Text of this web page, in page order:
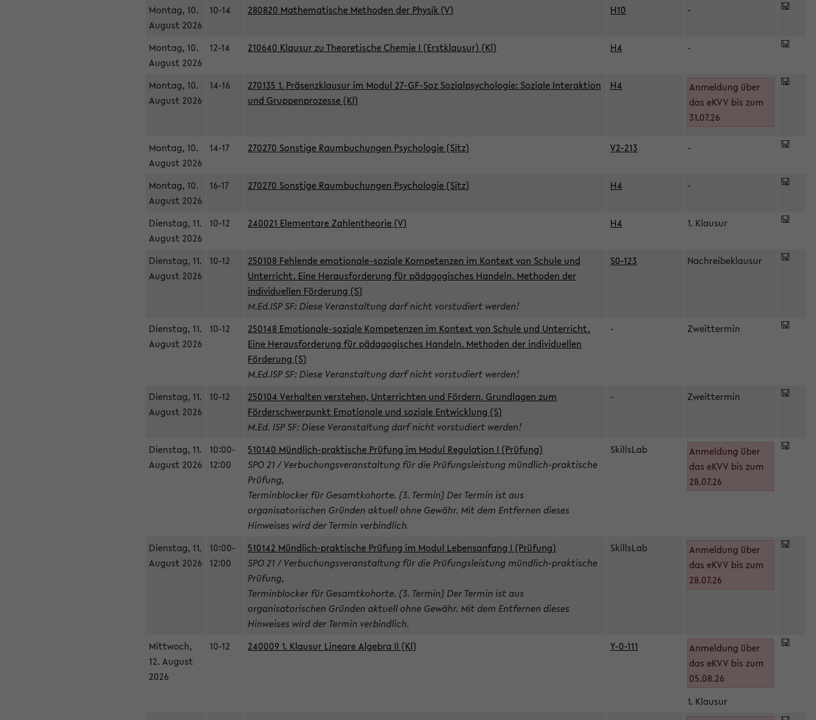
Montag, 10.
August 2026
10-14 280820 Mathematische Methoden der Physik (V) H10 -
Montag, 10.
August 2026
12-14 210640 Klausur zu Theoretische Chemie I (Erstklausur) (Kl) H4 -
Montag, 10.
August 2026
14-16
270135 1. Präsenzklausur im Modul 27-GF-Soz Sozialpsychologie: Soziale Interaktion
und Gruppenprozesse (Kl)
H4
Anmeldung über
das eKVV bis zum
31.07.26
Montag, 10.
August 2026
14-17 270270 Sonstige Raumbuchungen Psychologie (Sitz) V2-213 -
Montag, 10.
August 2026
16-17 270270 Sonstige Raumbuchungen Psychologie (Sitz) H4 -
Dienstag, 11.
August 2026
10-12 240021 Elementare Zahlentheorie (V) H4 1. Klausur
Dienstag, 11.
August 2026
10-12
250108 Fehlende emotionale-soziale Kompetenzen im Kontext von Schule und
Unterricht. Eine Herausforderung für pädagogisches Handeln. Methoden der
individuellen Förderung (S)
M.Ed.ISP SF: Diese Veranstaltung darf nicht vorstudiert werden!
S0-123 Nachreibeklausur
Dienstag, 11.
August 2026
10-12
250148 Emotionale-soziale Kompetenzen im Kontext von Schule und Unterricht.
Eine Herausforderung für pädagogisches Handeln. Methoden der individuellen
Förderung (S)
M.Ed.ISP SF: Diese Veranstaltung darf nicht vorstudiert werden!
- Zweittermin
Dienstag, 11.
August 2026
10-12
250104 Verhalten verstehen, Unterrichten und Fördern. Grundlagen zum
Förderschwerpunkt Emotionale und soziale Entwicklung (S)
M.Ed. ISP SF: Diese Veranstaltung darf nicht vorstudiert werden!
- Zweittermin
Dienstag, 11.
August 2026
10:00-
12:00
510140 Mündlich-praktische Prüfung im Modul Regulation I (Prüfung)
SPO 21 / Verbuchungsveranstaltung für die Prüfungsleistung mündlich-praktische
Prüfung,
Terminblocker für Gesamtkohorte. (3. Termin) Der Termin ist aus
organisatorischen Gründen aktuell ohne Gewähr. Mit dem Entfernen dieses
Hinweises wird der Termin verbindlich.
SkillsLab
Anmeldung über
das eKVV bis zum
28.07.26
Dienstag, 11.
August 2026
10:00-
12:00
510142 Mündlich-praktische Prüfung im Modul Lebensanfang I (Prüfung)
SPO 21 / Verbuchungsveranstaltung für die Prüfungsleistung mündlich-praktische
Prüfung,
Terminblocker für Gesamtkohorte. (3. Termin) Der Termin ist aus
organisatorischen Gründen aktuell ohne Gewähr. Mit dem Entfernen dieses
Hinweises wird der Termin verbindlich.
SkillsLab
Anmeldung über
das eKVV bis zum
28.07.26
Mittwoch,
12. August
2026
10-12 240009 1. Klausur Lineare Algebra II (Kl) Y-0-111
Anmeldung über
das eKVV bis zum
05.08.26
1. Klausur